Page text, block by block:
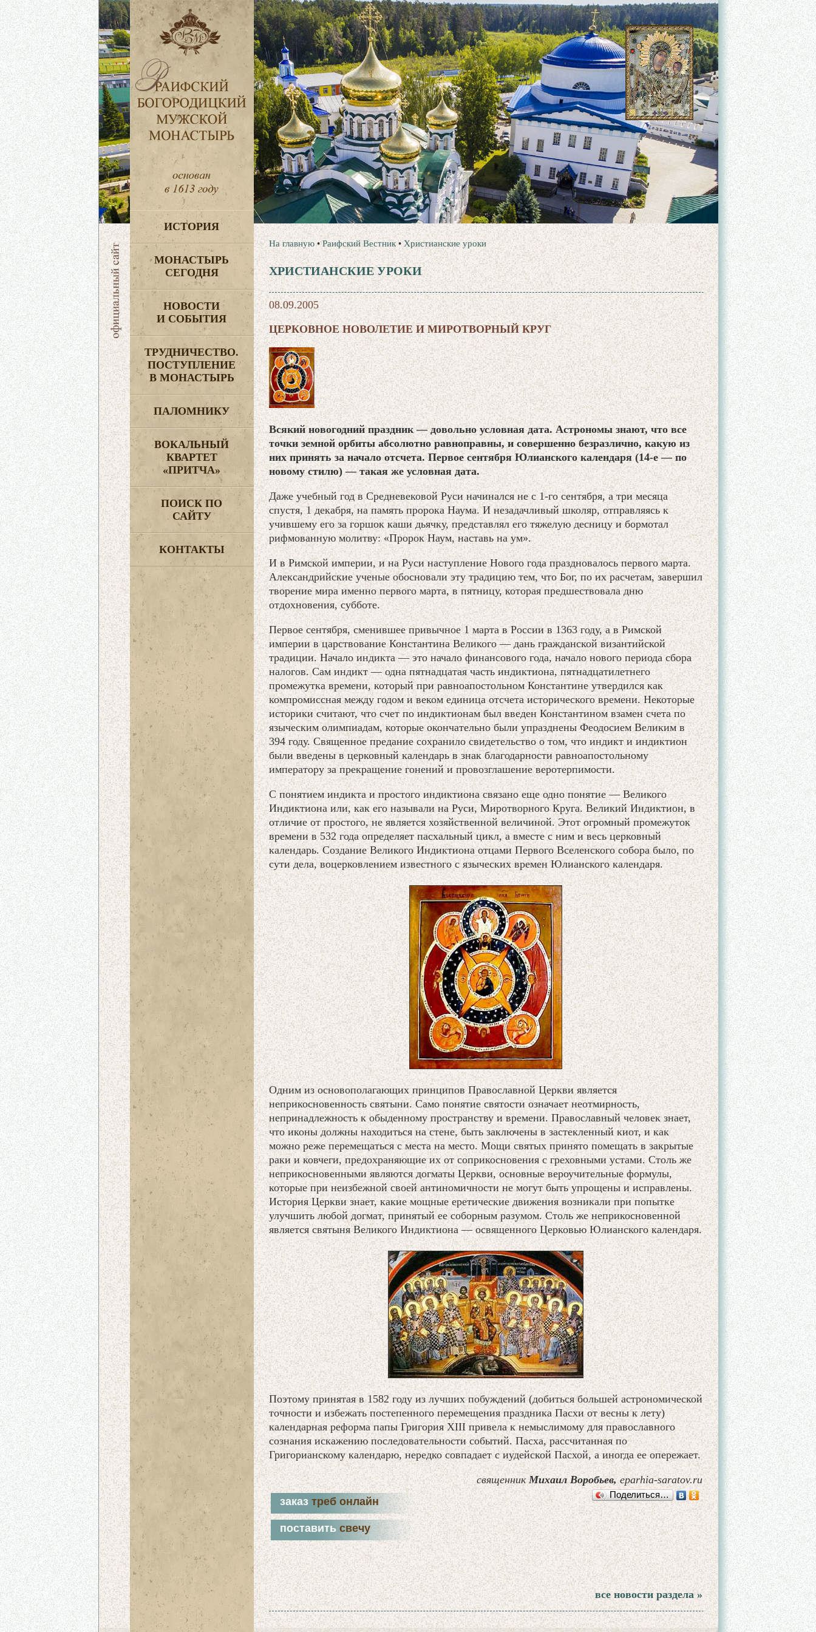
ИСТОРИЯ
МОНАСТЫРЬ
СЕГОДНЯ
НОВОСТИ
И СОБЫТИЯ
ТРУДНИЧЕСТВО.
ПОСТУПЛЕНИЕ
В МОНАСТЫРЬ
ПАЛОМНИКУ
ВОКАЛЬНЫЙ
КВАРТЕТ
«ПРИТЧА»
ПОИСК ПО
САЙТУ
КОНТАКТЫ
На главную •Раифский Вестник •Христианские уроки
ХРИСТИАНСКИЕ УРОКИ
08.09.2005
ЦЕРКОВНОЕ НОВОЛЕТИЕ И МИРОТВОРНЫЙ КРУГ
Всякий новогодний праздник — довольно условная дата. Астрономы знают, что все
точки земной орбиты абсолютно равноправны, и совершенно безразлично, какую из
них принять за начало отсчета. Первое сентября Юлианского календаря (14-е — по
новому стилю) — такая же условная дата.
Даже учебный год в Средневековой Руси начинался не с 1-го сентября, а три месяца
спустя, 1 декабря, на память пророка Наума. И незадачливый школяр, отправляясь к
учившему его за горшок каши дьячку, представлял его тяжелую десницу и бормотал
рифмованную молитву: «Пророк Наум, наставь на ум».
И в Римской империи, и на Руси наступление Нового года праздновалось первого марта.
Александрийские ученые обосновали эту традицию тем, что Бог, по их расчетам, завершил
творение мира именно первого марта, в пятницу, которая предшествовала дню
отдохновения, субботе.
Первое сентября, сменившее привычное 1 марта в России в 1363 году, а в Римской
империи в царствование Константина Великого — дань гражданской византийской
традиции. Начало индикта — это начало финансового года, начало нового периода сбора
налогов. Сам индикт — одна пятнадцатая часть индиктиона, пятнадцатилетнего
промежутка времени, который при равноапостольном Константине утвердился как
компромиссная между годом и веком единица отсчета исторического времени. Некоторые
историки считают, что счет по индиктионам был введен Константином взамен счета по
языческим олимпиадам, которые окончательно были упразднены Феодосием Великим в
394 году. Священное предание сохранило свидетельство о том, что индикт и индиктион
были введены в церковный календарь в знак благодарности равноапостольному
императору за прекращение гонений и провозглашение веротерпимости.
С понятием индикта и простого индиктиона связано еще одно понятие — Великого
Индиктиона или, как его называли на Руси, Миротворного Круга. Великий Индиктион, в
отличие от простого, не является хозяйственной величиной. Этот огромный промежуток
времени в 532 года определяет пасхальный цикл, а вместе с ним и весь церковный
календарь. Создание Великого Индиктиона отцами Первого Вселенского собора было, по
сути дела, воцерковлением известного с языческих времен Юлианского календаря.
Одним из основополагающих принципов Православной Церкви является
неприкосновенность святыни. Само понятие святости означает неотмирность,
непринадлежность к обыденному пространству и времени. Православный человек знает,
что иконы должны находиться на стене, быть заключены в застекленный киот, и как
можно реже перемещаться с места на место. Мощи святых принято помещать в закрытые
раки и ковчеги, предохраняющие их от соприкосновения с греховными устами. Столь же
неприкосновенными являются догматы Церкви, основные вероучительные формулы,
которые при неизбежной своей антиномичности не могут быть упрощены и исправлены.
История Церкви знает, какие мощные еретические движения возникали при попытке
улучшить любой догмат, принятый ее соборным разумом. Столь же неприкосновенной
является святыня Великого Индиктиона — освященного Церковью Юлианского календаря.
Поэтому принятая в 1582 году из лучших побуждений (добиться большей астрономической
точности и избежать постепенного перемещения праздника Пасхи от весны к лету)
календарная реформа папы Григория XIII привела к немыслимому для православного
сознания искажению последовательности событий. Пасха, рассчитанная по
Григорианскому календарю, нередко совпадает с иудейской Пасхой, а иногда ее опережает.
cвященникМихаил Воробьев,eparhia-saratov.ru
заказ треб онлайн
поставить свечу
Поделиться…
все новости раздела »